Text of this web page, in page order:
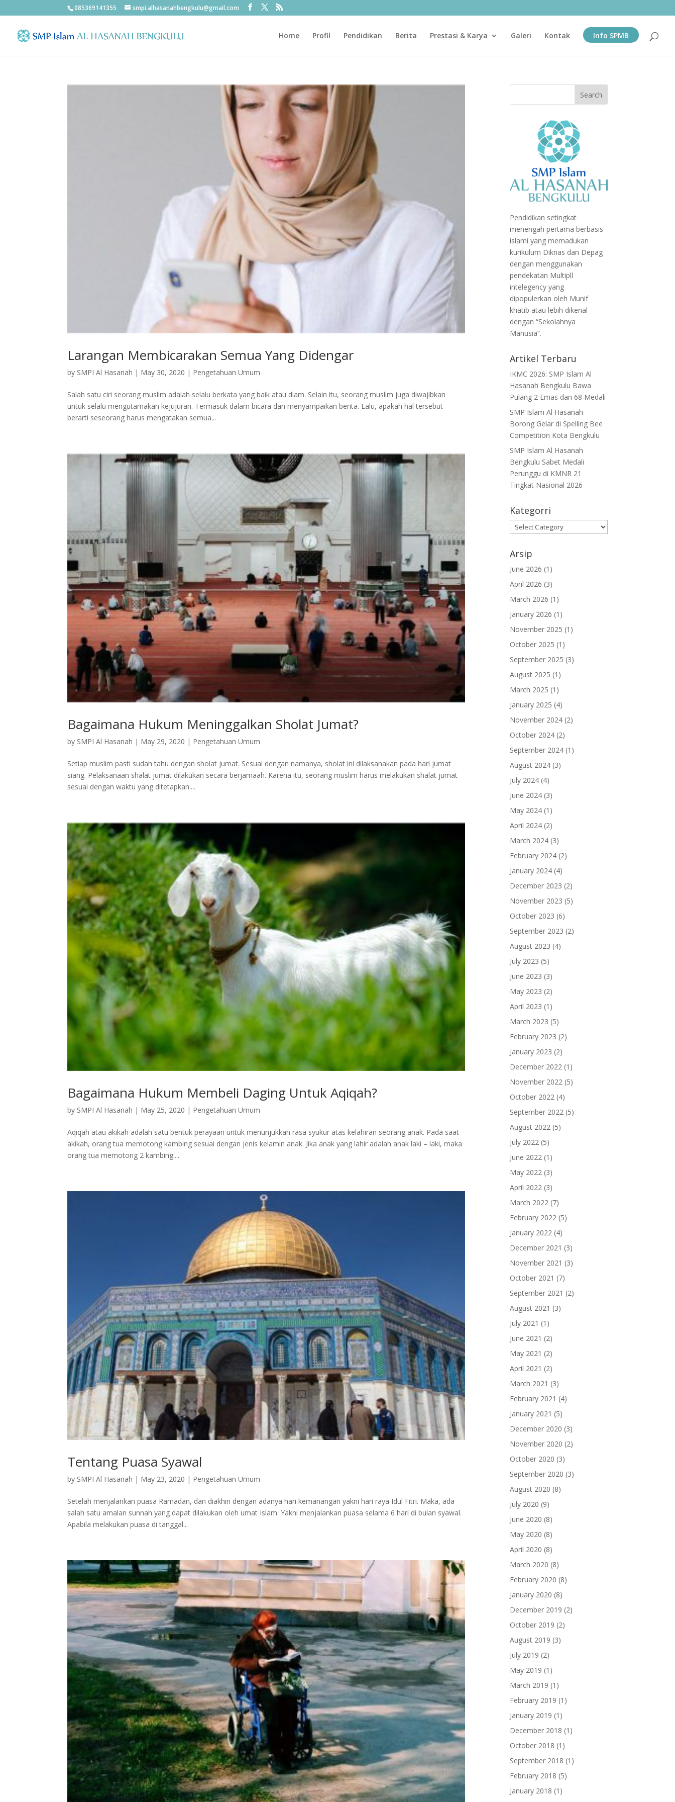
085369141355 smpi.alhasanahbengkulu@gmail.com
Home Profil Pendidikan Berita Prestasi & Karya Galeri Kontak Info SPMB
Larangan Membicarakan Semua Yang Didengar
by SMPI Al Hasanah | May 30, 2020 | Pengetahuan Umum
Salah satu ciri seorang muslim adalah selalu berkata yang baik atau diam. Selain itu, seorang muslim juga diwajibkan
untuk selalu mengutamakan kejujuran. Termasuk dalam bicara dan menyampaikan berita. Lalu, apakah hal tersebut
berarti seseorang harus mengatakan semua...
Bagaimana Hukum Meninggalkan Sholat Jumat?
by SMPI Al Hasanah | May 29, 2020 | Pengetahuan Umum
Setiap muslim pasti sudah tahu dengan sholat jumat. Sesuai dengan namanya, sholat ini dilaksanakan pada hari jumat
siang. Pelaksanaan shalat jumat dilakukan secara berjamaah. Karena itu, seorang muslim harus melakukan shalat jumat
sesuai dengan waktu yang ditetapkan....
Bagaimana Hukum Membeli Daging Untuk Aqiqah?
by SMPI Al Hasanah | May 25, 2020 | Pengetahuan Umum
Aqiqah atau akikah adalah satu bentuk perayaan untuk menunjukkan rasa syukur atas kelahiran seorang anak. Pada saat
akikah, orang tua memotong kambing sesuai dengan jenis kelamin anak. Jika anak yang lahir adalah anak laki – laki, maka
orang tua memotong 2 kambing....
Tentang Puasa Syawal
by SMPI Al Hasanah | May 23, 2020 | Pengetahuan Umum
Setelah menjalankan puasa Ramadan, dan diakhiri dengan adanya hari kemanangan yakni hari raya Idul Fitri. Maka, ada
salah satu amalan sunnah yang dapat dilakukan oleh umat Islam. Yakni menjalankan puasa selama 6 hari di bulan syawal.
Apabila melakukan puasa di tanggal...
Pendidikan setingkat
menengah pertama berbasis
islami yang memadukan
kurikulum Diknas dan Depag
dengan menggunakan
pendekatan Multipll
intelegency yang
dipopulerkan oleh Munif
khatib atau lebih dikenal
dengan “Sekolahnya
Manusia”.
Artikel Terbaru
IKMC 2026: SMP Islam Al
Hasanah Bengkulu Bawa
Pulang 2 Emas dan 68 Medali
SMP Islam Al Hasanah
Borong Gelar di Spelling Bee
Competition Kota Bengkulu
SMP Islam Al Hasanah
Bengkulu Sabet Medali
Perunggu di KMNR 21
Tingkat Nasional 2026
Kategorri
Kategorri
Arsip
June 2026 (1)
April 2026 (3)
March 2026 (1)
January 2026 (1)
November 2025 (1)
October 2025 (1)
September 2025 (3)
August 2025 (1)
March 2025 (1)
January 2025 (4)
November 2024 (2)
October 2024 (2)
September 2024 (1)
August 2024 (3)
July 2024 (4)
June 2024 (3)
May 2024 (1)
April 2024 (2)
March 2024 (3)
February 2024 (2)
January 2024 (4)
December 2023 (2)
November 2023 (5)
October 2023 (6)
September 2023 (2)
August 2023 (4)
July 2023 (5)
June 2023 (3)
May 2023 (2)
April 2023 (1)
March 2023 (5)
February 2023 (2)
January 2023 (2)
December 2022 (1)
November 2022 (5)
October 2022 (4)
September 2022 (5)
August 2022 (5)
July 2022 (5)
June 2022 (1)
May 2022 (3)
April 2022 (3)
March 2022 (7)
February 2022 (5)
January 2022 (4)
December 2021 (3)
November 2021 (3)
October 2021 (7)
September 2021 (2)
August 2021 (3)
July 2021 (1)
June 2021 (2)
May 2021 (2)
April 2021 (2)
March 2021 (3)
February 2021 (4)
January 2021 (5)
December 2020 (3)
November 2020 (2)
October 2020 (3)
September 2020 (3)
August 2020 (8)
July 2020 (9)
June 2020 (8)
May 2020 (8)
April 2020 (8)
March 2020 (8)
February 2020 (8)
January 2020 (8)
December 2019 (2)
October 2019 (2)
August 2019 (3)
July 2019 (2)
May 2019 (1)
March 2019 (1)
February 2019 (1)
January 2019 (1)
December 2018 (1)
October 2018 (1)
September 2018 (1)
February 2018 (5)
January 2018 (1)